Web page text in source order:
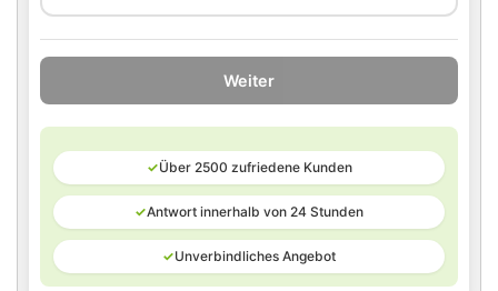
Weiter
✓Über 2500 zufriedene Kunden
✓Antwort innerhalb von 24 Stunden
✓Unverbindliches Angebot